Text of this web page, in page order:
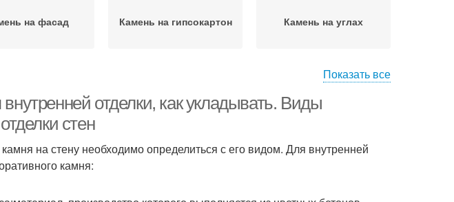
на фасад Камень на гипсокартон Камень на углах
работ
камень Натуральный камень Камень из гипса
Показать все
отделки, как укладывать. Виды
стен
на стену необходимо определиться с его видом. Для внутренней
камня: